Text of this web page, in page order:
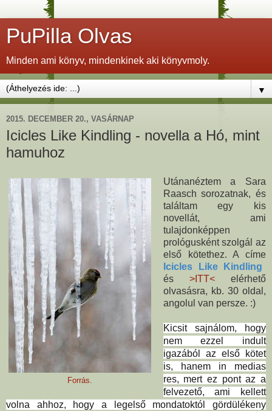
PuPilla Olvas
Minden ami könyv, mindenkinek aki könyvmoly.
▼
2015. DECEMBER 20., VASÁRNAP
Icicles Like Kindling - novella a Hó, mint
hamuhoz
Forrás
Utánanéztem a Sara
Raasch sorozatnak, és
találtam egy kis
novellát, ami
tulajdonképpen
prológusként szolgál az
első kötethez. A címe
Icicles Like Kindling
és>ITT<elérhető
olvasásra, kb. 30 oldal,
angolul van persze. :)
Kicsit sajnálom, hogy
nem ezzel indult
igazából az első kötet
is, hanem in medias
res, mert ez pont az a
felvezető, ami kellett
volna ahhoz, hogy a legelső mondatoktól gördülékeny